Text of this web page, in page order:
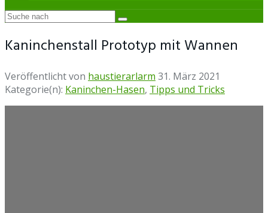
Kaninchenstall Prototyp mit Wannen
Veröffentlicht von haustierarlarm 31. März 2021
Kategorie(n): Kaninchen-Hasen, Tipps und Tricks